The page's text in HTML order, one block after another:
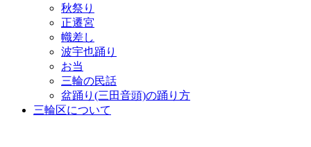
秋祭り
正遷宮
幟差し
波宇也踊り
お当
三輪の民話
盆踊り(三田音頭)の踊り方
三輪区について